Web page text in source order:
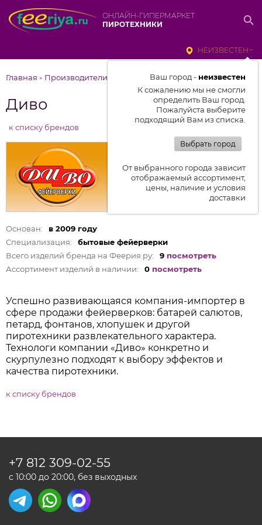
ОНЛАЙН-ГИПЕРМАРКЕТ
ПИРОТЕХНИКИ
НЕИЗВЕСТЕН
Ваш город - неизвестен
К сожалению мы не смогли
определить Ваш город.
Пожалуйста выберите
подходящий Вам из списка.
Выбрать город
От выбранного города зависит
отображаемый ассортимент,
цены, наличие и условия
доставки
Главная > Производители
Диво
к списку брендов
Основан:
в 2009 году
Специализация:
бытовые фейерверки
Всего изделий бренда на Феерия.ру:
9 посмотреть
Ассортимент изделий в наличии:
0 посмотреть
Успешно развивающаяся компания-импортер в
сфере продажи фейерверков: батарей салютов,
петард, фонтанов, хлопушек и другой
пиротехники развлекательного характера.
Технологи компании «Диво» конкретно и
скурпулезно подходят к выбору эффектов и
качества пиротехники.
к списку брендов
+7 812 309-02-55
с 10:00 до 20:00, без выходных